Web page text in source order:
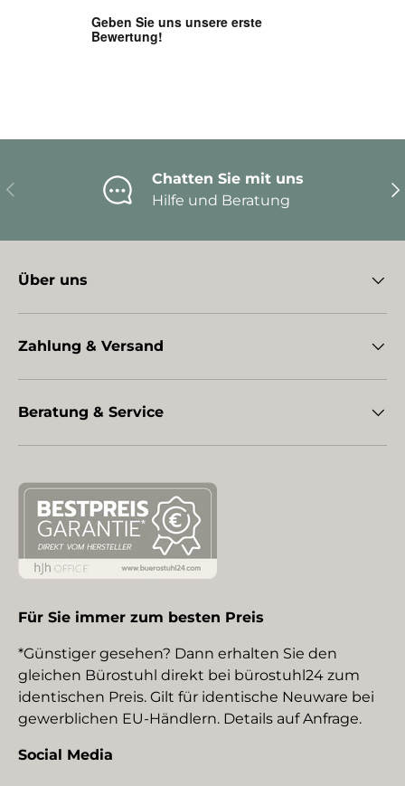
Vorherige
Chatten Sie mit uns
Hilfe und Beratung
Über uns
Zahlung & Versand
Beratung & Service
Für Sie immer zum besten Preis
*Günstiger gesehen? Dann erhalten Sie den
gleichen Bürostuhl direkt bei bürostuhl24 zum
identischen Preis. Gilt für identische Neuware bei
gewerblichen EU-Händlern. Details auf Anfrage.
Social Media